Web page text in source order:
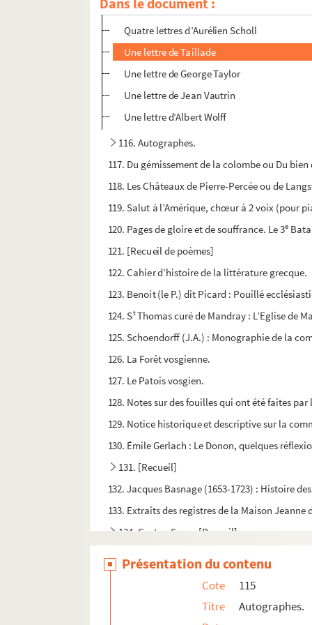
Une lettre du comte de Sartiges
Quatre lettres d’Aurélien Scholl
Une lettre de Taillade
Une lettre de George Taylor
Une lettre de Jean Vautrin
Une lettre d’Albert Wolff
116. Autographes.
117. Du gémissement de la colombe ou Du
118. Les Châteaux de Pierre-Percée ou de
119. Salut à l’Amérique, chœur à 2 voix (pour
120. Pages de gloire et de souffrance. Le 3e
121. [Recueil de poèmes]
122. Cahier d’histoire de la littérature grecque.
123. Benoit (le P.) dit Picard : Pouillé
124. StThomas curé de Mandray : L’Eglise de
125. Schoendorff (J.A.) : Monographie de la
126. La Forêt vosgienne.
127. Le Patois vosgien.
128. Notes sur des fouilles qui ont été faites
129. Notice historique et descriptive sur la
130. Émile Gerlach : Le Donon, quelques
131. [Recueil]
132. Jacques Basnage (1653-1723) : Histoire
133. Extraits des registres de la Maison
134. Gaston Save : [Recueil]
136. Essay, sur la ville de Nancy, en Lorraine.
Présentation du contenu
Cote
115
Titre
Autographes.